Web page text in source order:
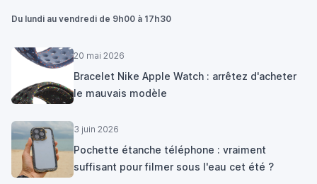
Du lundi au vendredi de 9h00 à 17h30
20 mai 2026
Bracelet Nike Apple Watch : arrêtez d'acheter
le mauvais modèle
3 juin 2026
Pochette étanche téléphone : vraiment
suffisant pour filmer sous l'eau cet été ?